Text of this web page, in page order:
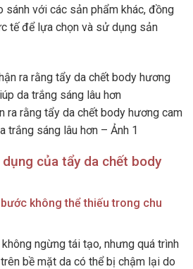
sánh với các sản phẩm khác, đồng
tế để lựa chọn và sử dụng sản
ra rằng tẩy da chết body hương cam
trắng sáng lâu hơn – Ảnh 1
của tẩy da chết body
không thể thiếu trong chu
ngừng tái tạo, nhưng quá trình
bề mặt da có thể bị chậm lại do